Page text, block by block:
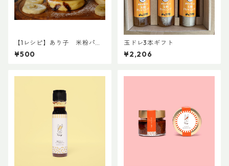
【1レシピ】あり子 米粉パン
ケーキ（卵・乳製品あり）
¥500
玉ドレ3本ギフト
¥2,206